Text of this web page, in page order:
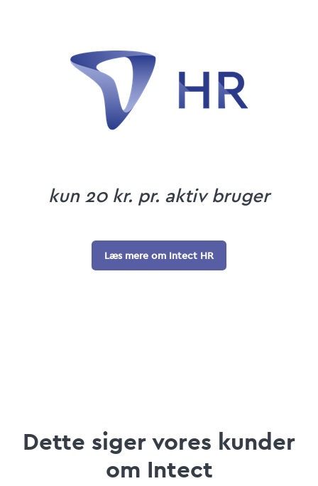
kun 20 kr. pr. aktiv bruger
Læs mere om Intect HR
Dette siger vores kunder
om Intect